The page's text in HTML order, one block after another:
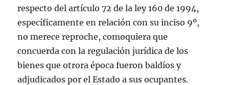
respecto del artículo 72 de la ley 160 de 1994,
específicamente en relación con su inciso 9º,
no merece reproche, comoquiera que
concuerda con la regulación jurídica de los
bienes que otrora época fueron baldíos y
adjudicados por el Estado a sus ocupantes.